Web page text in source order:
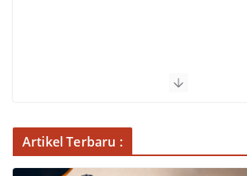
Artikel Terbaru :